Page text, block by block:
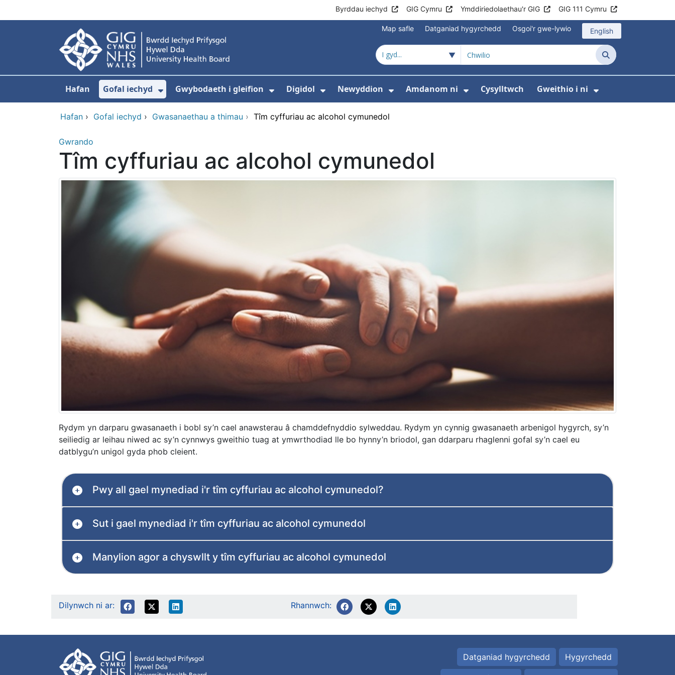
Byrddau iechyd GIG Cymru Ymddiriedolaethau'r GIG GIG 111 Cymru
Map safle Datganiad hygyrchedd Osgoi'r gwe-lywio English
Chwilio
Hafan Gofal iechyd
Dangos isddewislen ar gyfer Gofal iechyd
Gwybodaeth i gleifion
Dangos isddewislen ar gyfer Gwybodaeth i gleifion
Digidol
Dangos isddewislen ar gyfer Digidol
Newyddion
Dangos isddewislen ar gyfer Newyddion
Amdanom ni
Dangos isddewislen ar gyfer Amdanom ni
Cysylltwch Gweithio i ni
Dangos
Hafan › Gofal iechyd › Gwasanaethau a thimau › Tîm cyffuriau ac alcohol cymunedol
Gwrando
Tîm cyffuriau ac alcohol cymunedol
Rydym yn darparu gwasanaeth i bobl sy’n cael anawsterau â chamddefnyddio sylweddau. Rydym yn cynnig gwasanaeth arbenigol hygyrch, sy’n
seiliedig ar leihau niwed ac sy’n cynnwys gweithio tuag at ymwrthodiad lle bo hynny’n briodol, gan ddarparu rhaglenni gofal sy’n cael eu
datblygu’n unigol gyda phob cleient.
Pwy all gael mynediad i'r tîm cyffuriau ac alcohol cymunedol?
Sut i gael mynediad i'r tîm cyffuriau ac alcohol cymunedol
Manylion agor a chyswllt y tîm cyffuriau ac alcohol cymunedol
Dilynwch ni ar: Rhannwch:
Datganiad hygyrchedd Hygyrchedd